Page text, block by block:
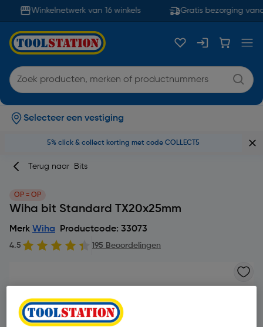
Winkelnetwerk van 16 winkels Gratis bezorging
Selecteer een vestiging
5% click & collect korting met code COLLECT5
Terug naar Bits
OP = OP
Wiha bit Standard TX20x25mm
Merk Wiha Productcode: 33073
4.5 195 Beoordelingen